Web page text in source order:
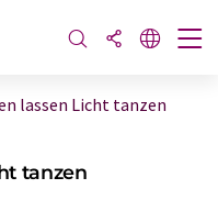
lassen Licht tanzen
tanzen